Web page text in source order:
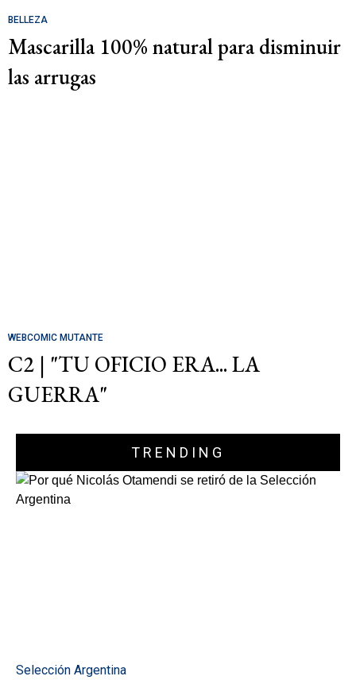
BELLEZA
Mascarilla 100% natural para disminuir
las arrugas
WEBCOMIC MUTANTE
C2 | "TU OFICIO ERA... LA
GUERRA"
TRENDING
Selección Argentina